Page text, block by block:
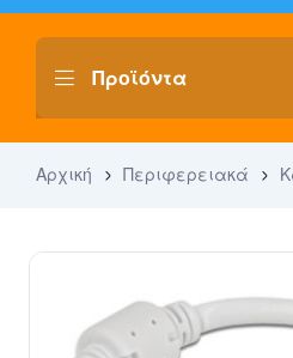
Αρχική Περιφερειακά